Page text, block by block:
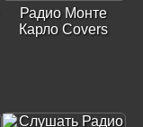
Радио Монте
Карло Covers